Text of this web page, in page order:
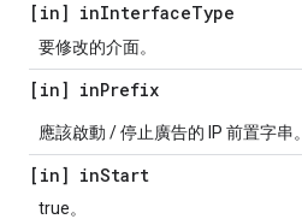
[in] inInterfaceType
要修改的介面。
[in] inPrefix
應該啟動 / 停止廣告的 IP 前置字串。
[in] inStart
true。